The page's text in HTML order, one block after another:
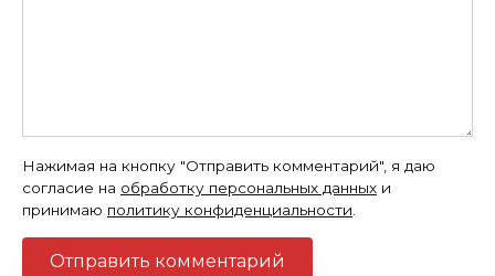
Нажимая на кнопку "Отправить комментарий", я даю
согласие на обработку персональных данных и
принимаю политику конфиденциальности